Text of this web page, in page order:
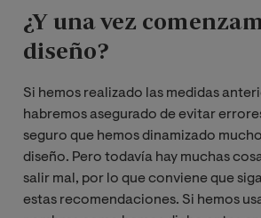
¿Y una vez
diseño?
Si hemos realizado las medidas
habremos asegurado de evitar
seguro que hemos dinamizado
diseño. Pero todavía hay muchas
salir mal, por lo que conviene que
estas recomendaciones. Si hemos